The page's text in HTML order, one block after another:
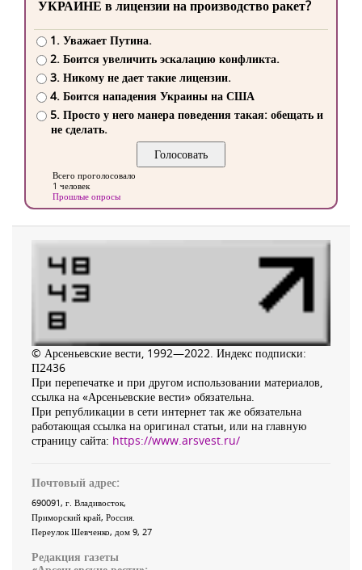
УКРАИНЕ в лицензии на производство ракет?
1. Уважает Путина.
2. Боится увеличить эскалацию конфликта.
3. Никому не дает такие лицензии.
4. Боится нападения Украины на США
5. Просто у него манера поведения такая: обещать и
не сделать.
Всего проголосовало
1 человек
Прошлые опросы
© Арсеньевские вести, 1992—2022. Индекс подписки:
П2436
При перепечатке и при другом использовании материалов,
ссылка на «Арсеньевские вести» обязательна.
При републикации в сети интернет так же обязательна
работающая ссылка на оригинал статьи, или на главную
страницу сайта: https://www.arsvest.ru/
Почтовый адрес:
690091, г. Владивосток,
Приморский край, Россия
Переулок Шевченко, дом 9, 27
Редакция газеты